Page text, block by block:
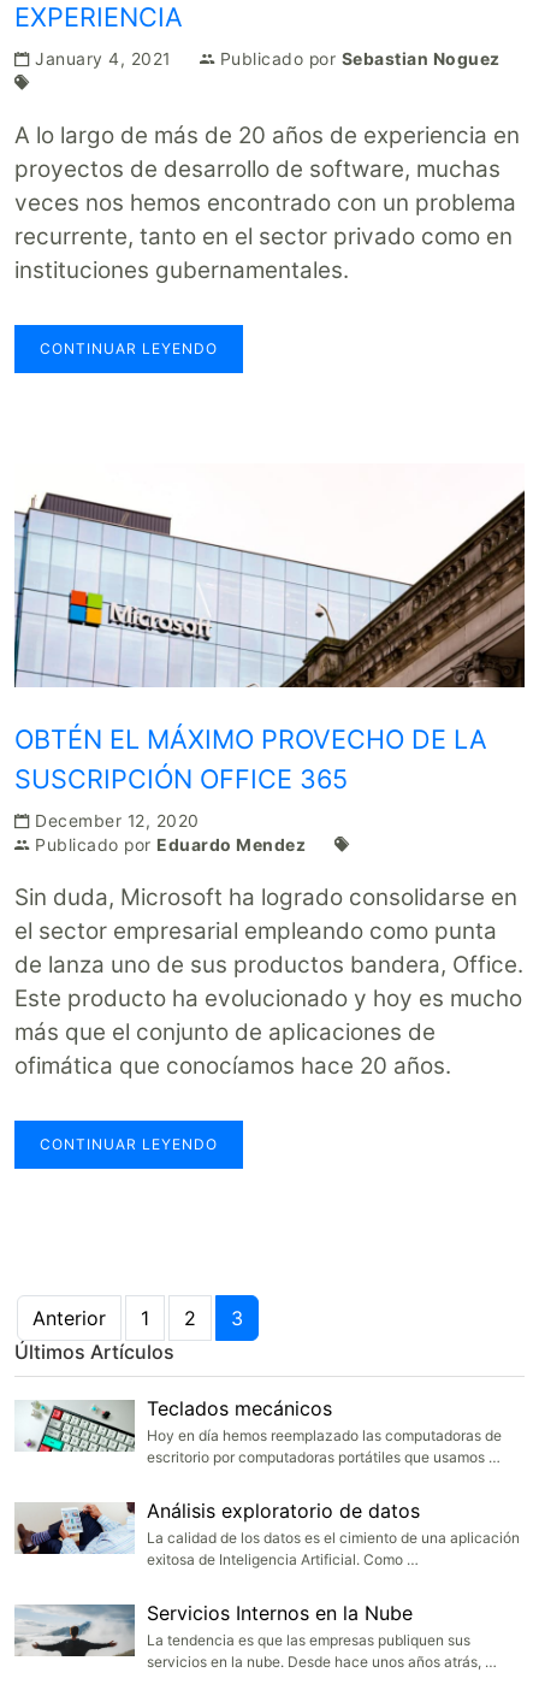
EXPERIENCIA
January 4, 2021 Publicado por Sebastian Noguez
A lo largo de más de 20 años de experiencia en
proyectos de desarrollo de software, muchas
veces nos hemos encontrado con un problema
recurrente, tanto en el sector privado como en
instituciones gubernamentales.
CONTINUAR LEYENDO
OBTÉN EL MÁXIMO PROVECHO DE LA
SUSCRIPCIÓN OFFICE 365
December 12, 2020
Publicado por Eduardo Mendez
Sin duda, Microsoft ha logrado consolidarse en
el sector empresarial empleando como punta
de lanza uno de sus productos bandera, Office.
Este producto ha evolucionado y hoy es mucho
más que el conjunto de aplicaciones de
ofimática que conocíamos hace 20 años.
CONTINUAR LEYENDO
Anterior 1 2
3
Últimos Artículos
Teclados mecánicos
Hoy en día hemos reemplazado las computadoras de
escritorio por computadoras portátiles que usamos …
Análisis exploratorio de datos
La calidad de los datos es el cimiento de una aplicación
exitosa de Inteligencia Artificial. Como …
Servicios Internos en la Nube
La tendencia es que las empresas publiquen sus
servicios en la nube. Desde hace unos años atrás, …